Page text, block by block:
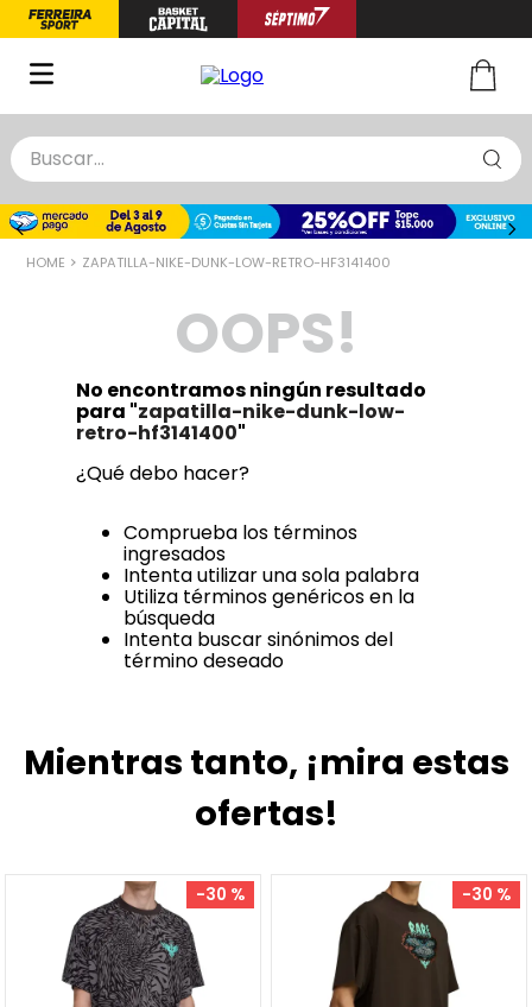
Buscar...
ZAPATILLA-NIKE-DUNK-LOW-RETRO-HF3141400
OOPS!
No encontramos ningún resultado
para "zapatilla-nike-dunk-low-
retro-hf3141400"
¿Qué debo hacer?
Comprueba los términos
ingresados
Intenta utilizar una sola palabra
Utiliza términos genéricos en la
búsqueda
Intenta buscar sinónimos del
término deseado
Mientras tanto, ¡mira estas
ofertas!
-30 % -30 %
TÉRMINOS MÁS BUSCADOS
1.
zapatillas basquet
chinelas